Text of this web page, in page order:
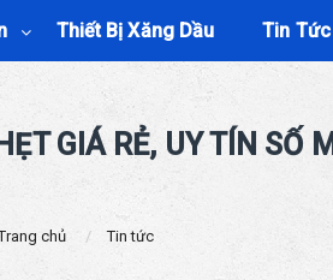
Thiết Bị Xăng Dầu Tin Tức
GIÁ RẺ, UY TÍN SỐ
chủ Tin tức